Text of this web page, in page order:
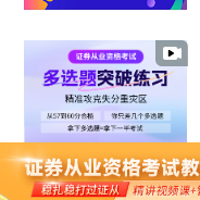
计算题等专项突破视
频